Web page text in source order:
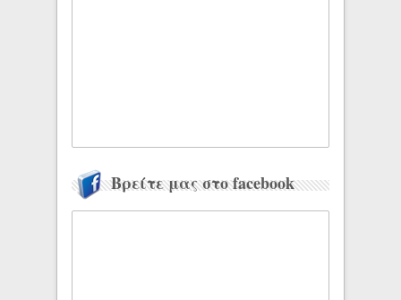
Βρείτε μας στο facebook